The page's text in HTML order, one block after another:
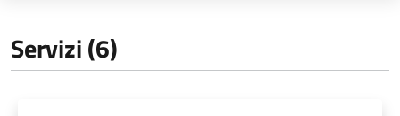
Servizi (6)